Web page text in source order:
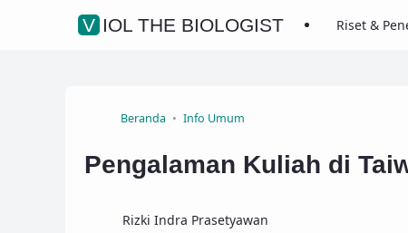
VIOL THE BIOLOGIST Riset &
Beranda Info Umum
Pengalaman Kuliah di
Rizki Indra Prasetyawan